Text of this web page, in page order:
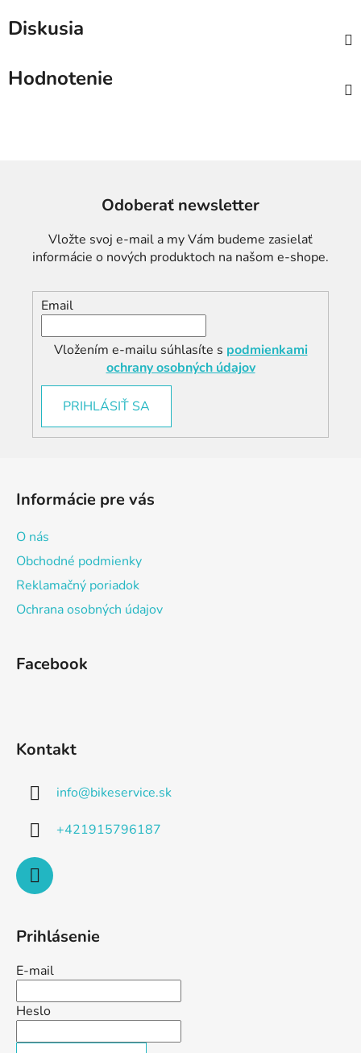
Diskusia
Hodnotenie
Odoberať newsletter
Vložte svoj e-mail a my Vám budeme zasielať
informácie o nových produktoch na našom e-shope.
Email
Vložením e-mailu súhlasíte s podmienkami
ochrany osobných údajov
PRIHLÁSIŤ SA
Informácie pre vás
O nás
Obchodné podmienky
Reklamačný poriadok
Ochrana osobných údajov
Facebook
Kontakt
info@bikeservice.sk
+421915796187
Prihlásenie
E-mail
Heslo